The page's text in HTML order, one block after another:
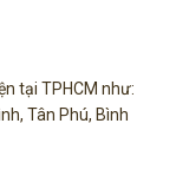
tại TPHCM như:
Tân Phú, Bình